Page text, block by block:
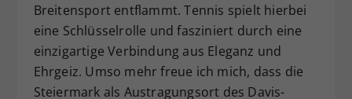
Breitensport entflammt. Tennis spielt hierbei
eine Schlüsselrolle und fasziniert durch eine
einzigartige Verbindung aus Eleganz und
Ehrgeiz. Umso mehr freue ich mich, dass die
Steiermark als Austragungsort des Davis-